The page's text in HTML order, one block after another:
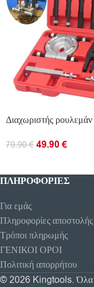
Διαχωριστής
79.90€ 49.90€
ΠΛΗΡΟΦΟΡΊΕΣ
Για εμάς
Πληροφορίες αποστολής
Τρόποι πληρωμής
ΓΕΝΙΚΟΙ ΟΡΟΙ
Πολιτική απορρήτου
© 2026 Kingtools. Όλα